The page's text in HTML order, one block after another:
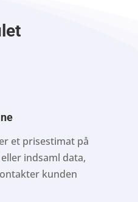
et prisestimat på
indsaml data,
kunden